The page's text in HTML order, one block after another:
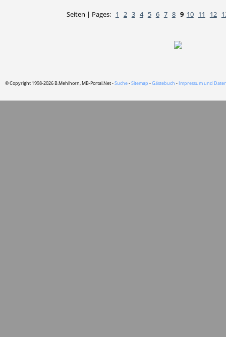
Seiten | Pages: 1 2 3 4 5 6 7 8 9 10 11 12
© Copyright 1998-2026 B.Mehlhorn, MB-Portal.Net -Suche-Sitemap -Gästebuch - Impressum und